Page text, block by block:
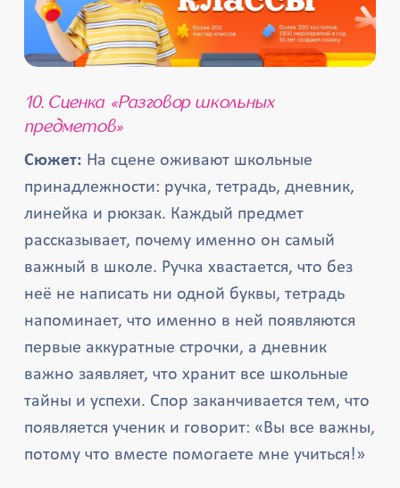
10. Сценка «Разговор школьных
предметов»
Сюжет: На сцене оживают школьные
принадлежности: ручка, тетрадь, дневник,
линейка и рюкзак. Каждый предмет
рассказывает, почему именно он самый
важный в школе. Ручка хвастается, что без
неё не написать ни одной буквы, тетрадь
напоминает, что именно в ней появляются
первые аккуратные строчки, а дневник
важно заявляет, что хранит все школьные
тайны и успехи. Спор заканчивается тем, что
появляется ученик и говорит: «Вы все важны,
потому что вместе помогаете мне учиться!»